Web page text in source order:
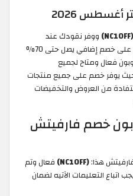
2026
(NC10FF)
ووفر نقودك عند
التسوق من موقع Farfetch واحصل على خصم إضافي يصل حتى 70%
فعال ومتاح لجميع
يوفر خصم على جميع منتجات
من العروض والتخفيضات
خصم فارفيتش
هذا:(NC10FF)
فعال وتم
اتباع التعليمات الآتيه لضمان